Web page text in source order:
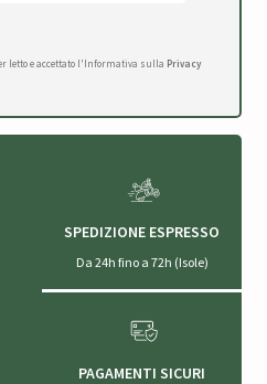
letto e accettato l'Informativa sulla Privacy
SPEDIZIONE ESPRESSO
Da 24h fino a 72h (Isole)
PAGAMENTI SICURI